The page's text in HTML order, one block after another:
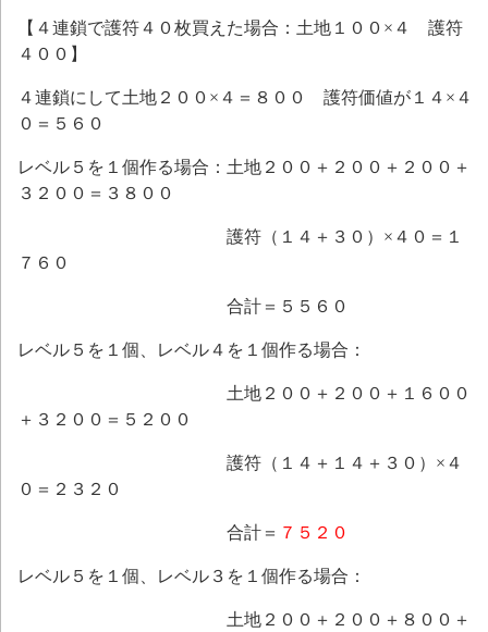
【４連鎖で護符４０枚買えた場合：土地１００×４ 護符
４００】
４連鎖にして土地２００×４＝８００ 護符価値が１４×４
０＝５６０
レベル５を１個作る場合：土地２００＋２００＋２００＋
３２００＝３８００
護符（１４＋３０）×４０＝１
７６０
合計＝５５６０
レベル５を１個、レベル４を１個作る場合：
土地２００＋２００＋１６００
＋３２００＝５２００
護符（１４＋１４＋３０）×４
０＝２３２０
合計＝ ７５２０
レベル５を１個、レベル３を１個作る場合：
土地２００＋２００＋８００＋